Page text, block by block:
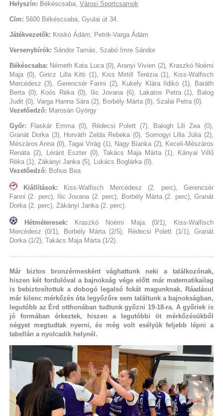
Helyszín: Békéscsaba, Városi Sportcsarnok
Cím: 5600 Békéscsaba, Gyulai út 34.
Játékvezetők: Kriskó Ádám, Petrik-Varga Ádám
Versenybírók: Sándor Tamás, Szabó Imre Sándor
Békéscsaba: Németh Kata Luca (0), Aranyi Vivien (2), Kraszkó Noémi
Maja (0), Giricz Lilla Kitti (1), Kiss Mirtill Terézia (1), Kiss-Walfisch
Mercédesz (3), Gerencsér Fanni (2), Kukely Klára Ildikó (1), Baráth
Berta (0), Koós Réka (0), Ilic Jovana (6), Lakatos Petra (1), Balog
Judit (0), Varga Hanna Sára (2), Borbély Márta (8), Szalai Petra (0).
Vezetőedző: Marosán György
Győr: Flaskár Emma (0), Rédecsi Polett (7), Balogh Lili Zea (0),
Granát Dorka (3), Horváth Zelda Rebeka (0), Somogyi Lilla Júlia (2),
Mészáros Anna (0), Tagai Virág (1), Nagy Bianka (2), Keceli-Mészáros
Renáta (2), Léránt Eszter (0), Takács Maja Márta (1), Kányai Villő
Réka (1), Zákányi Janka (5), Lukács Boglárka (0).
Vezetőedző: Bohus Bea
Kiállítások: Kiss-Walfisch Mercédesz (2. perc), Gerencsér
Fanni (2. perc), Ilic Jovana (2. perc), Borbély Márta (2. perc), Granát
Dorka (2. perc), Zákányi Janka (2. perc).
Hétméteresek: Kraszkó Noémi Maja (0/1), Kiss-Walfisch
Mercédesz (0/1), Borbély Márta (2/5), Rédecsi Polett (1/1), Granát
Dorka (1/2), Takács Maja Márta (1/2).
Már biztos bronzérmesként vághattunk neki a találkozónak,
hiszen két fordulóval a bajnokság vége előtt már matematikailag
is bebiztosítottuk a dobogó legalsó fokát magunknak. Ráadásul
már kilenc mérkőzés óta legyőzőre sem találtunk a bajnokságban,
legutóbb az Érd otthonában tudtunk győzni 19-18-ra. A győriek is
jó formában érkeztek, hiszen a legutóbbi öt mérkőzésükből
négyet megtudtak nyerni, és még volt esélyük feljebb lépni a
tabellán a nyolcadik helynél.